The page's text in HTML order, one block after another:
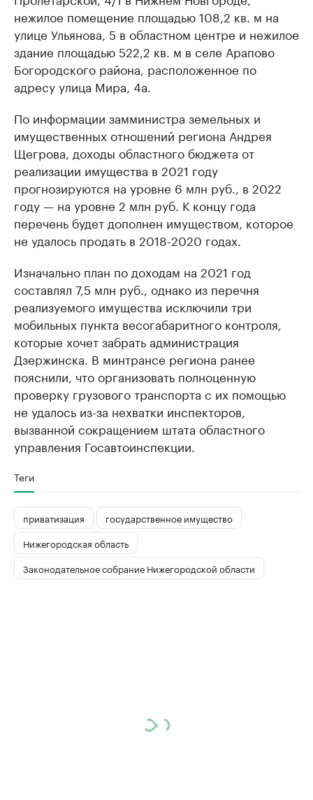
нежилое помещение площадью 108,2 кв. м на
улице Ульянова, 5 в областном центре и нежилое
здание площадью 522,2 кв. м в селе Арапово
Богородского района, расположенное по
адресу улица Мира, 4а.
По информации замминистра земельных и
имущественных отношений региона Андрея
Щегрова, доходы областного бюджета от
реализации имущества в 2021 году
прогнозируются на уровне 6 млн руб., в 2022
году — на уровне 2 млн руб. К концу года
перечень будет дополнен имуществом, которое
не удалось продать в 2018-2020 годах.
Изначально план по доходам на 2021 год
составлял 7,5 млн руб., однако из перечня
реализуемого имущества исключили три
мобильных пункта весогабаритного контроля,
которые хочет забрать администрация
Дзержинска. В минтрансе региона ранее
пояснили, что организовать полноценную
проверку грузового транспорта с их помощью
не удалось из-за нехватки инспекторов,
вызванной сокращением штата областного
управления Госавтоинспекции.
Теги
приватизация
государственное имущество
Нижегородская область
Законодательное собрание Нижегородской области